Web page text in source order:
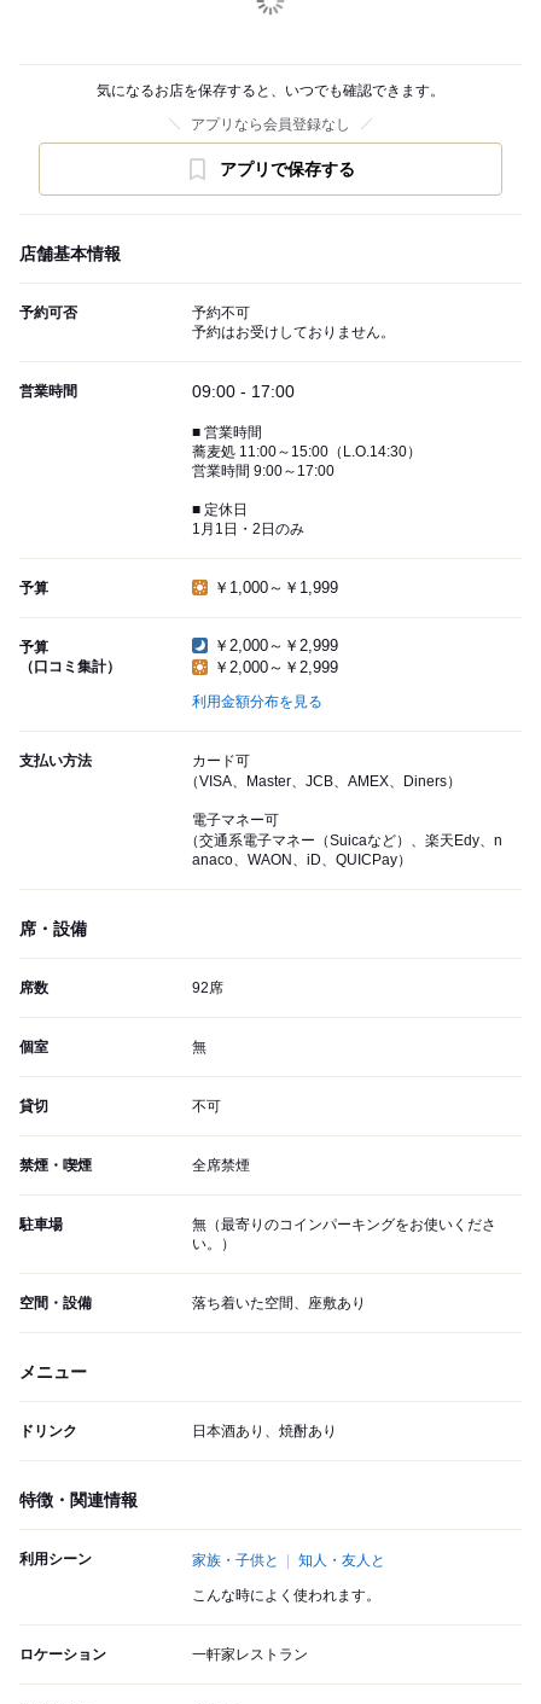
気になるお店を保存すると、いつでも確認できます。
アプリなら会員登録なし
アプリで保存する
店舗基本情報
予約可否
予約不可
予約はお受けしておりません。
営業時間 09:00 - 17:00
■ 営業時間
蕎麦処 11:00～15:00（L.O.14:30）
営業時間 9:00～17:00
■ 定休日
1月1日・2日のみ
予算 ￥1,000～￥1,999
予算
（口コミ集計）
￥2,000～￥2,999
￥2,000～￥2,999
利用金額分布を見る
支払い方法
カード可
（VISA、Master、JCB、AMEX、Diners）
電子マネー可
（交通系電子マネー（Suicaなど）、楽天Edy、n
anaco、WAON、iD、QUICPay）
席・設備
席数 92席
個室 無
貸切 不可
禁煙・喫煙 全席禁煙
駐車場
無（最寄りのコインパーキングをお使いくださ
い。）
空間・設備 落ち着いた空間、座敷あり
メニュー
ドリンク 日本酒あり、焼酎あり
特徴・関連情報
利用シーン 家族・子供と 知人・友人と
こんな時によく使われます。
ロケーション 一軒家レストラン